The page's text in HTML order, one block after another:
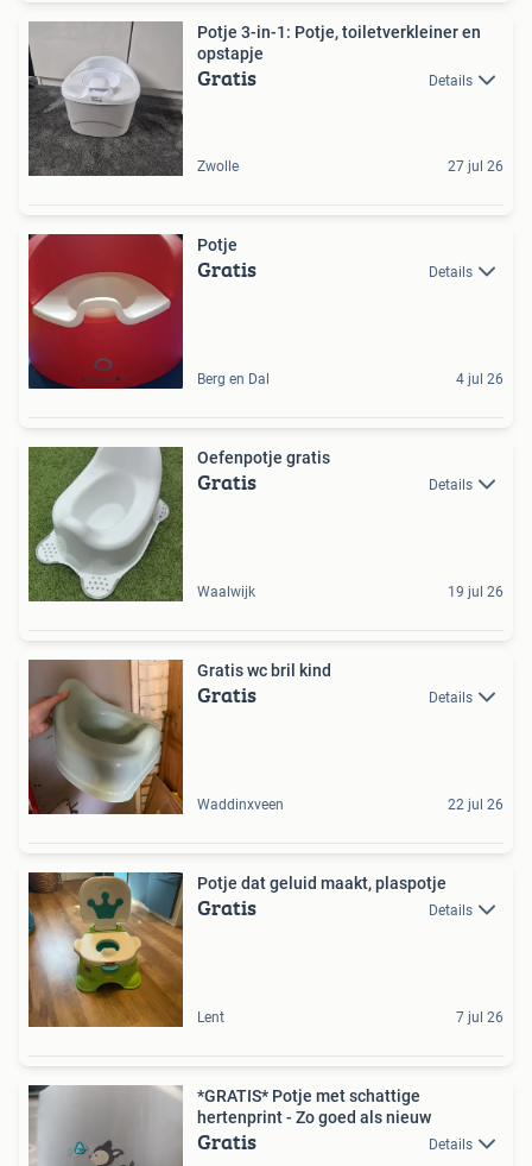
Potje 3-in-1: Potje, toiletverkleiner en
opstapje
Gratis Details
Zwolle 27 jul 26
Potje
Gratis Details
Berg en Dal 4 jul 26
Oefenpotje gratis
Gratis Details
Waalwijk 19 jul 26
Gratis wc bril kind
Gratis Details
Waddinxveen 22 jul 26
Potje dat geluid maakt, plaspotje
Gratis Details
Lent 7 jul 26
*GRATIS* Potje met schattige
hertenprint - Zo goed als nieuw
Gratis Details